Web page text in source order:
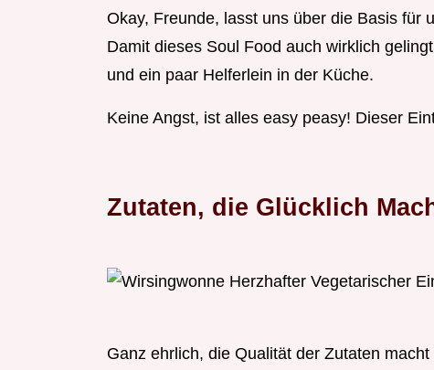
Okay, Freunde, lasst uns über die Basis für
Damit dieses Soul Food auch wirklich
und ein paar Helferlein in der Küche.
Keine Angst, ist alles easy peasy! Dieser
Zutaten, die Glücklich
Ganz ehrlich, die Qualität der Zutaten